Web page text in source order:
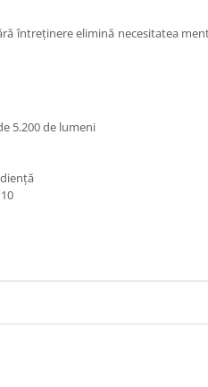
întreținere elimină necesitatea
5.200 de lumeni